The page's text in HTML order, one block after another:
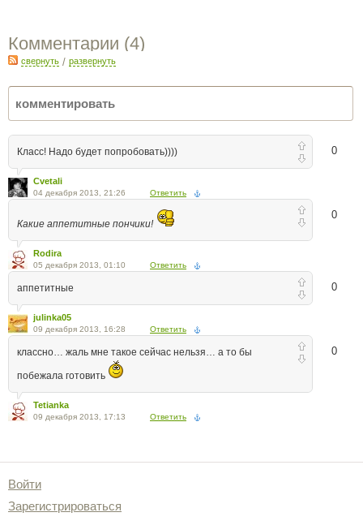
Комментарии (4)
свернуть / развернуть
0
Класс! Надо будет попробовать))))
Cvetali
04 декабря 2013, 21:26 Ответить
0
Какие аппетитные пончики!
Rodira
05 декабря 2013, 01:10 Ответить
0
аппетитные
julinka05
09 декабря 2013, 16:28 Ответить
0
классно… жаль мне такое сейчас нельзя… а то бы
побежала готовить
Tetianka
09 декабря 2013, 17:13 Ответить
Войти
Зарегистрироваться